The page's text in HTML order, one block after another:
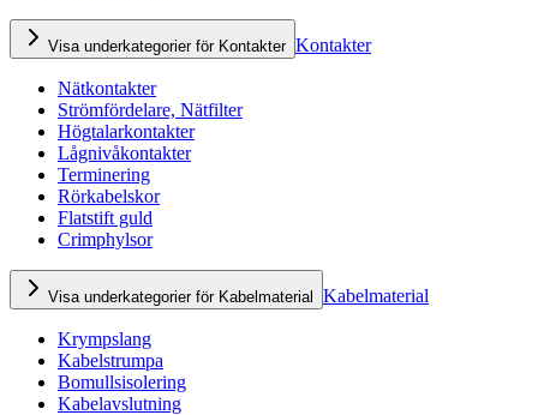
Visa underkategorier för Kontakter Kontakter
Nätkontakter
Strömfördelare, Nätfilter
Högtalarkontakter
Lågnivåkontakter
Terminering
Rörkabelskor
Flatstift guld
Crimphylsor
Visa underkategorier för Kabelmaterial Kabelmaterial
Krympslang
Kabelstrumpa
Bomullsisolering
Kabelavslutning